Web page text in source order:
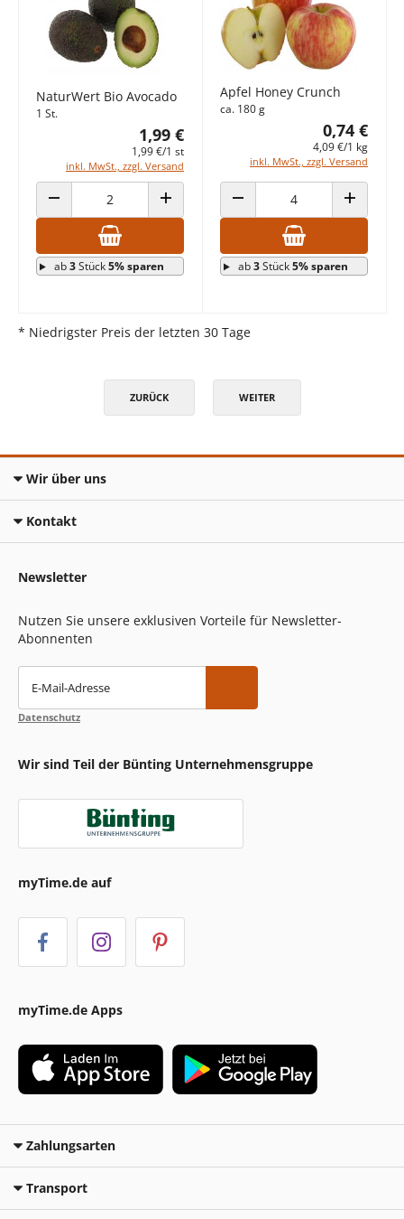
NaturWert Bio Avocado
1 St.
1,99 €
1,99 €/1 st
inkl. MwSt., zzgl. Versand
ANZAHL VERRINGERN ANZAHL ERHÖHEN
ab3Stück5% sparen
Apfel Honey Crunch
ca. 180 g
0,74 €
4,09 €/1 kg
inkl. MwSt., zzgl. Versand
ANZAHL VERRINGERN ANZAHL
ab3Stück5% sparen
* Niedrigster Preis der letzten 30 Tage
ZURÜCK WEITER
Wir über uns
Kontakt
Newsletter
Nutzen Sie unsere exklusiven Vorteile für Newsletter-
Abonnenten
E-Mail-Adresse
Datenschutz
Wir sind Teil der Bünting Unternehmensgruppe
myTime.de auf
myTime.de Apps
Zahlungsarten
Transport